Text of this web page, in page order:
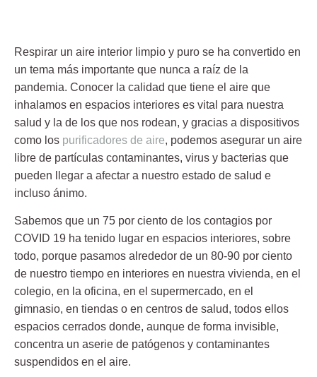
Respirar un aire interior limpio y puro se ha convertido en
un tema más importante que nunca a raíz de la
pandemia. Conocer la calidad que tiene el aire que
inhalamos en espacios interiores es vital para nuestra
salud y la de los que nos rodean, y gracias a dispositivos
como los purificadores de aire, podemos asegurar un aire
libre de partículas contaminantes, virus y bacterias que
pueden llegar a afectar a nuestro estado de salud e
incluso ánimo.
Sabemos que un 75 por ciento de los contagios por
COVID 19 ha tenido lugar en espacios interiores, sobre
todo, porque pasamos alrededor de un 80-90 por ciento
de nuestro tiempo en interiores en nuestra vivienda, en el
colegio, en la oficina, en el supermercado, en el
gimnasio, en tiendas o en centros de salud, todos ellos
espacios cerrados donde, aunque de forma invisible,
concentra un aserie de patógenos y contaminantes
suspendidos en el aire.